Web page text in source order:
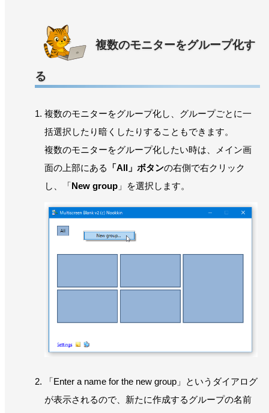
複数のモニターをグループ化す
る
複数のモニターをグループ化し、グループごとに一
括選択したり暗くしたりすることもできます。
複数のモニターをグループ化したい時は、メイン画
面の上部にある
「All」ボタンの右側で右クリック
し、「New group 」を選択します。
「Enter a name for the new group」というダイアログ
が表示されるので、新たに作成するグループの名前